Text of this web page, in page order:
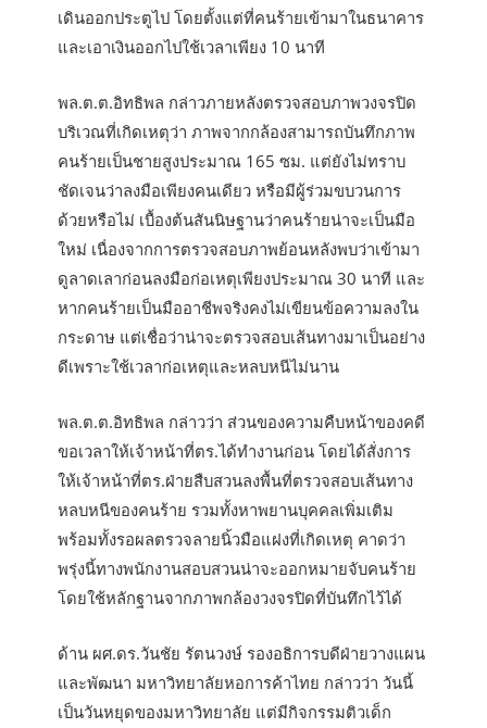
เดินออกประตูไป โดยตั้งแต่ที่คนร้ายเข้ามาในธนาคาร
และเอาเงินออกไปใช้เวลาเพียง 10 นาที
พล.ต.ต.อิทธิพล กล่าวภายหลังตรวจสอบภาพวงจรปิด
บริเวณที่เกิดเหตุว่า ภาพจากกล้องสามารถบันทึกภาพ
คนร้ายเป็นชายสูงประมาณ 165 ซม. แต่ยังไม่ทราบ
ชัดเจนว่าลงมือเพียงคนเดียว หรือมีผู้ร่วมขบวนการ
ด้วยหรือไม่ เบื้องต้นสันนิษฐานว่าคนร้ายน่าจะเป็นมือ
ใหม่ เนื่องจากการตรวจสอบภาพย้อนหลังพบว่าเข้ามา
ดูลาดเลาก่อนลงมือก่อเหตุเพียงประมาณ 30 นาที และ
หากคนร้ายเป็นมืออาชีพจริงคงไม่เขียนข้อความลงใน
กระดาษ แต่เชื่อว่าน่าจะตรวจสอบเส้นทางมาเป็นอย่าง
ดีเพราะใช้เวลาก่อเหตุและหลบหนีไม่นาน
พล.ต.ต.อิทธิพล กล่าวว่า ส่วนของความคืบหน้าของคดี
ขอเวลาให้เจ้าหน้าที่ตร.ได้ทำงานก่อน โดยได้สั่งการ
ให้เจ้าหน้าที่ตร.ฝ่ายสืบสวนลงพื้นที่ตรวจสอบเส้นทาง
หลบหนีของคนร้าย รวมทั้งหาพยานบุคคลเพิ่มเติม
พร้อมทั้งรอผลตรวจลายนิ้วมือแฝงที่เกิดเหตุ คาดว่า
พรุ่งนี้ทางพนักงานสอบสวนน่าจะออกหมายจับคนร้าย
โดยใช้หลักฐานจากภาพกล้องวงจรปิดที่บันทึกไว้ได้
ด้าน ผศ.ดร.วันชัย รัตนวงษ์ รองอธิการบดีฝ่ายวางแผน
และพัฒนา มหาวิทยาลัยหอการค้าไทย กล่าวว่า วันนี้
เป็นวันหยุดของมหาวิทยาลัย แต่มีกิจกรรมติวเด็ก